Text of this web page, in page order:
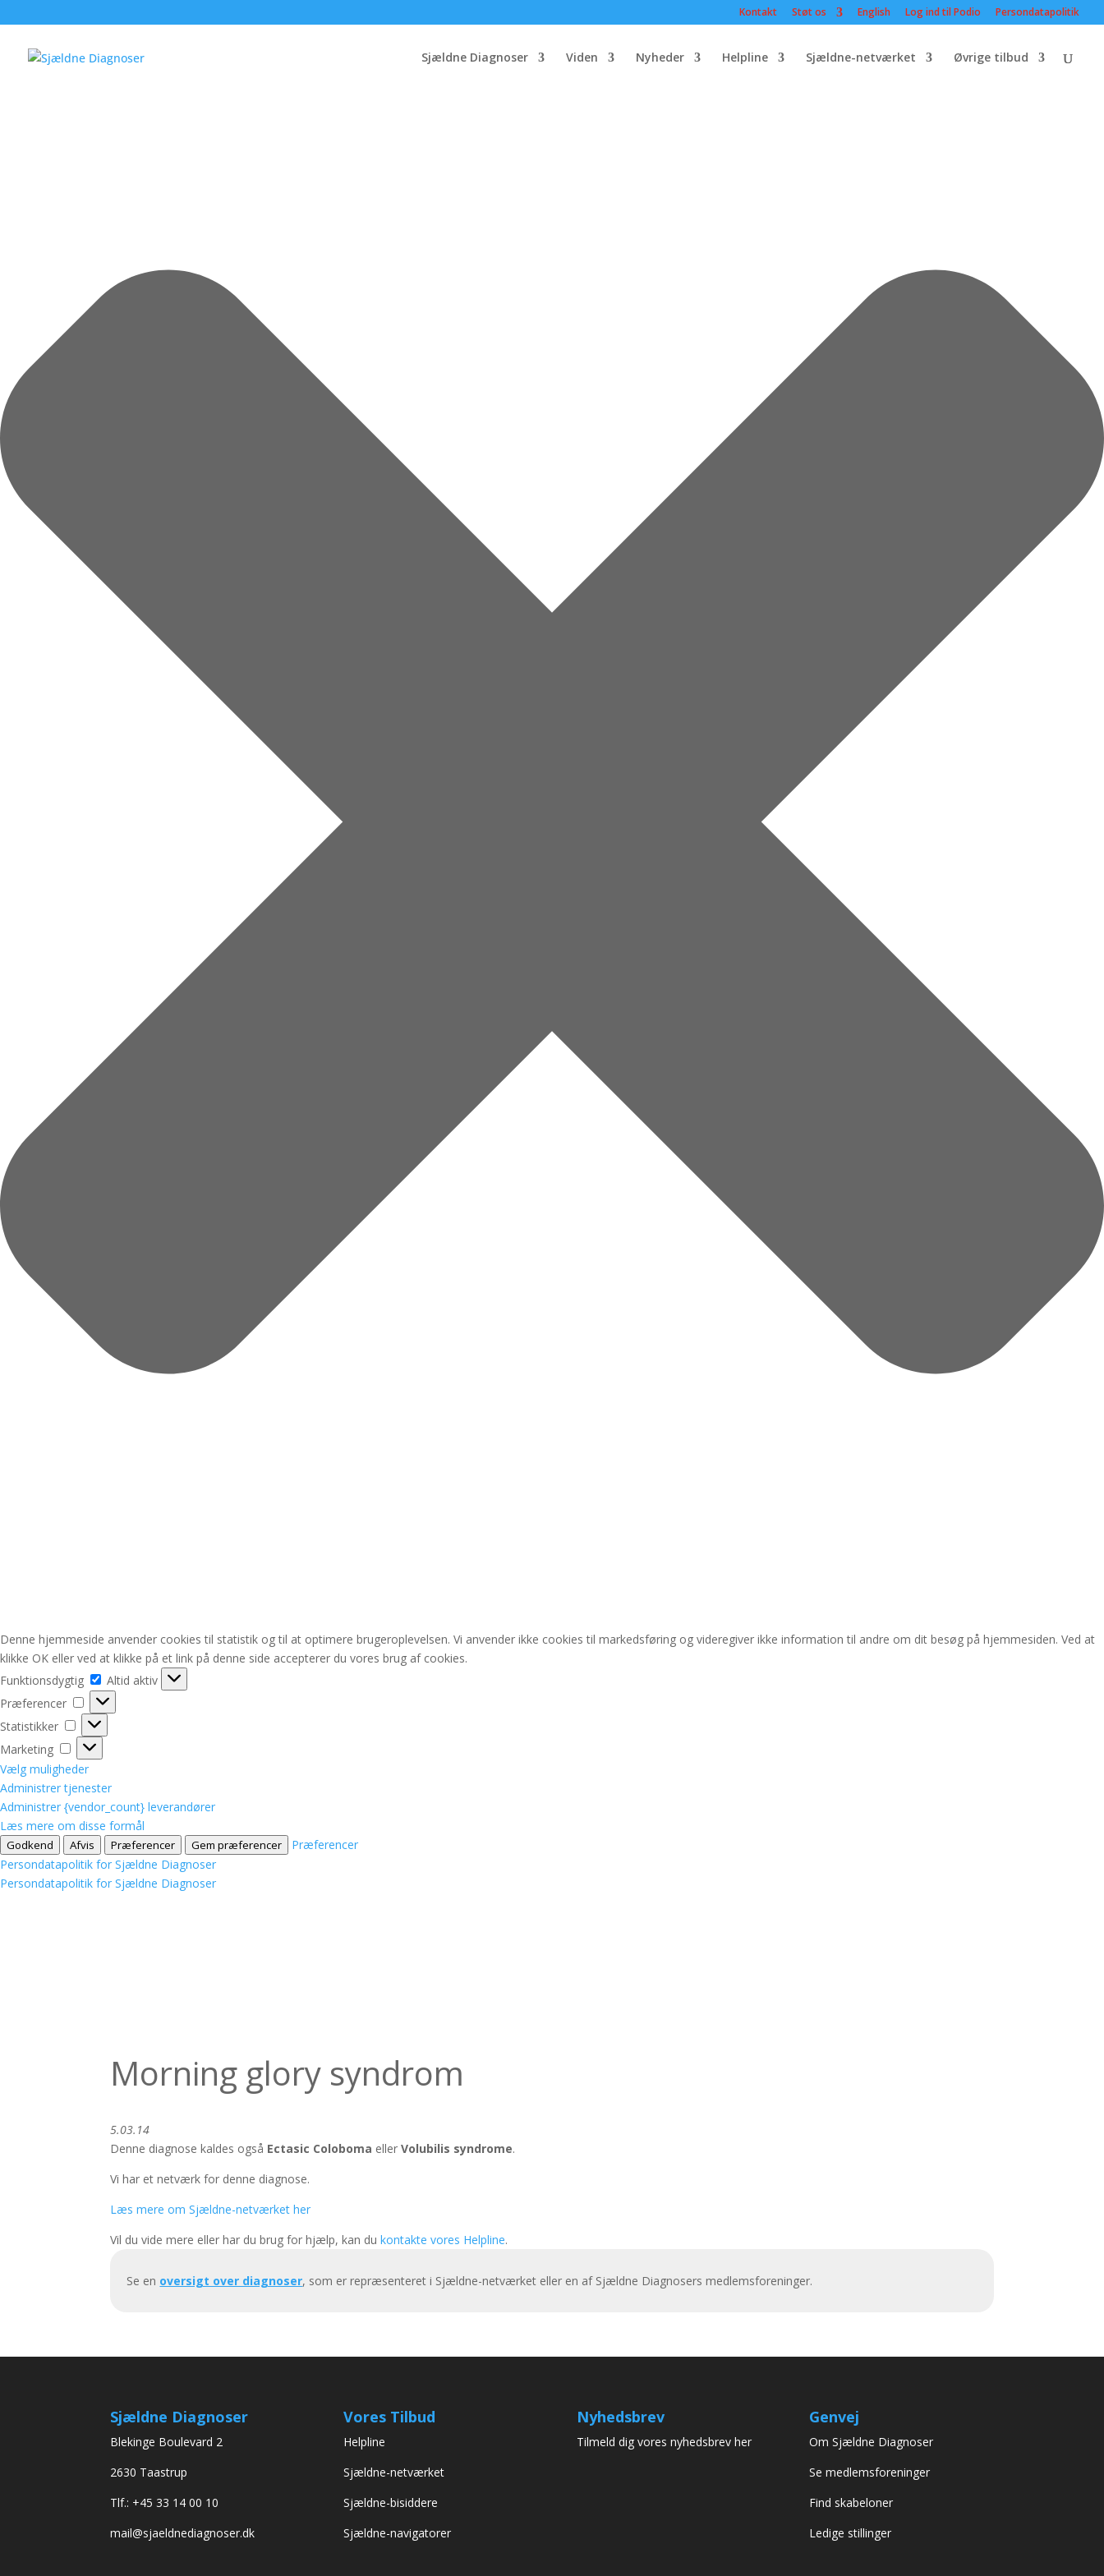
Denne hjemmeside anvender cookies til statistik og til at optimere brugeroplevelsen. Vi anvender ikke cookies til markedsføring og videregiver ikke information til andre om dit besøg på hjemmesiden. Ved at
klikke OK eller ved at klikke på et link på denne side accepterer du vores brug af cookies.
Funktionsdygtig
Funktionsdygtig
Altid aktiv
Præferencer
Præferencer
Statistikker
Statistikker
Marketing
Marketing
Vælg muligheder
Administrer tjenester
Administrer {vendor_count} leverandører
Læs mere om disse formål
Godkend Afvis Præferencer Gem præferencer
Præferencer
Persondatapolitik for Sjældne Diagnoser
Persondatapolitik for Sjældne Diagnoser
Kontakt Støt os English Log ind til Podio Persondatapolitik
Sjældne Diagnoser Viden Nyheder Helpline Sjældne-netværket Øvrige tilbud
Morning glory syndrom
5.03.14
Denne diagnose kaldes også Ectasic Coloboma ellerVolubilis syndrome.
Vi har et netværk for denne diagnose.
Læs mere om Sjældne-netværket her
Vil du vide mere eller har du brug for hjælp, kan dukontakte vores Helpline.
Se en oversigt over diagnoser, som er repræsenteret i Sjældne-netværket eller en af Sjældne Diagnosers medlemsforeninger.
Sjældne Diagnoser
Blekinge Boulevard 2
2630 Taastrup
Tlf.: +45 33 14 00 10
mail@sjaeldnediagnoser.dk
Vores Tilbud
Helpline
Sjældne-netværket
Sjældne-bisiddere
Sjældne-navigatorer
Nyhedsbrev
Tilmeld dig vores nyhedsbrev her
Genvej
Om Sjældne Diagnoser
Se medlemsforeninger
Find skabeloner
Ledige stillinger